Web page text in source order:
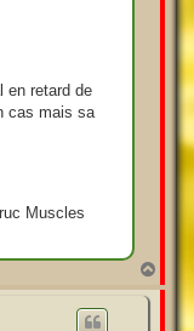
en retard de
cas mais sa
Muscles
a